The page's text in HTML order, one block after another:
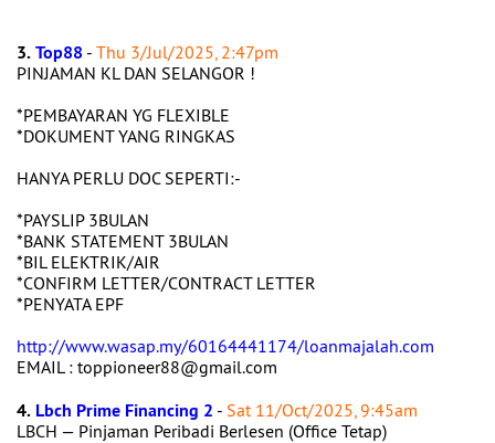
3.Top88 - Thu 3/Jul/2025, 2:47pm
PINJAMAN KL DAN SELANGOR !
*PEMBAYARAN YG FLEXIBLE
*DOKUMENT YANG RINGKAS
HANYA PERLU DOC SEPERTI:-
*PAYSLIP 3BULAN
*BANK STATEMENT 3BULAN
*BIL ELEKTRIK/AIR
*CONFIRM LETTER/CONTRACT LETTER
*PENYATA EPF
http://www.wasap.my/60164441174/loanmajalah.com
EMAIL : toppioneer88@gmail.com
4. Lbch Prime Financing 2 - Sat 11/Oct/2025, 9:45am
LBCH — Pinjaman Peribadi Berlesen (Office Tetap)